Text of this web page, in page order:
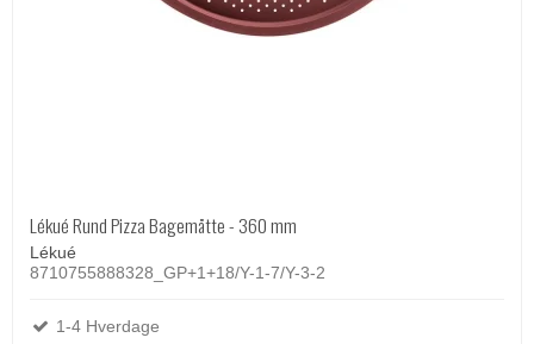
Lékué Rund Pizza Bagemåtte - 360 mm
Lékué
8710755888328_GP+1+18/Y-1-7/Y-3-2
1-4 Hverdage